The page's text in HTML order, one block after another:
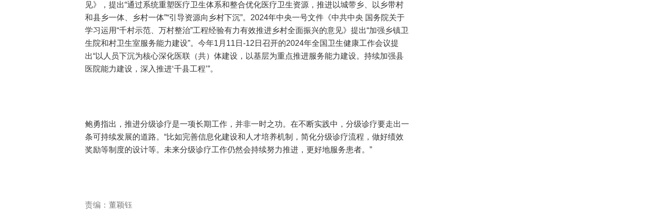
见》，提出“通过系统重塑医疗卫生体系和整合优化医疗卫生资源，推进以城带乡、以乡带村
和县乡一体、乡村一体”“引导资源向乡村下沉”。2024年中央一号文件《中共中央 国务院关于
学习运用“千村示范、万村整治”工程经验有力有效推进乡村全面振兴的意见》提出“加强乡镇卫
生院和村卫生室服务能力建设”。今年1月11日-12日召开的2024年全国卫生健康工作会议提
出“以人员下沉为核心深化医联（共）体建设，以基层为重点推进服务能力建设。持续加强县
医院能力建设，深入推进‘千县工程’”。
鲍勇指出，推进分级诊疗是一项长期工作，并非一时之功。在不断实践中，分级诊疗要走出一
条可持续发展的道路。“比如完善信息化建设和人才培养机制，简化分级诊疗流程，做好绩效
奖励等制度的设计等。未来分级诊疗工作仍然会持续努力推进，更好地服务患者。”
责编：董颖钰